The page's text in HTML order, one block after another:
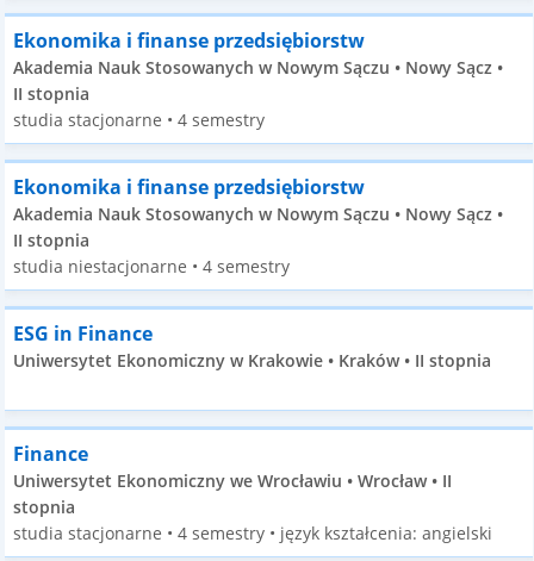
Ekonomika i finanse przedsiębiorstw
Akademia Nauk Stosowanych w Nowym Sączu • Nowy Sącz •
II stopnia
studia stacjonarne • 4 semestry
Ekonomika i finanse przedsiębiorstw
Akademia Nauk Stosowanych w Nowym Sączu • Nowy Sącz •
II stopnia
studia niestacjonarne • 4 semestry
ESG in Finance
Uniwersytet Ekonomiczny w Krakowie • Kraków • II stopnia
Finance
Uniwersytet Ekonomiczny we Wrocławiu • Wrocław • II
stopnia
studia stacjonarne • 4 semestry • język kształcenia: angielski